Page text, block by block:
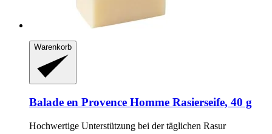
Warenkorb
Balade en Provence Homme Rasierseife, 40 g
Hochwertige Unterstützung bei der täglichen Rasur